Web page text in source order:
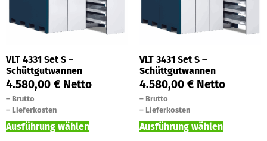
VLT 4331 Set S –
Schüttgutwannen
4.580,00 € Netto
– Brutto
– Lieferkosten
Ausführung wählen
VLT 3431 Set S –
Schüttgutwannen
4.580,00 € Netto
– Brutto
– Lieferkosten
Ausführung wählen